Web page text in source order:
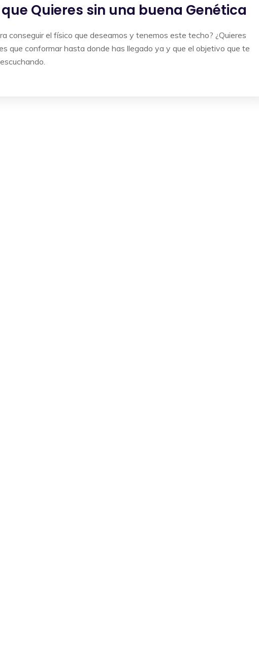
Quieres sin una buena Genética
conseguir el físico que deseamos y tenemos este techo? ¿Quieres
que conformar hasta donde has llegado ya y que el objetivo que te